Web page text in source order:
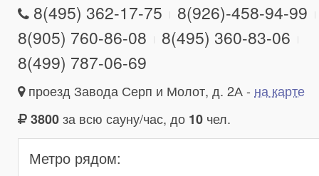
8(495) 362-17-75
8(926)-458-94-99
8(905) 760-86-08
8(495) 360-83-06
8(499) 787-06-69
проезд Завода Серп и Молот, д. 2А - на карте
3800за всю сауну/час, до 10 чел.
Метро рядом: